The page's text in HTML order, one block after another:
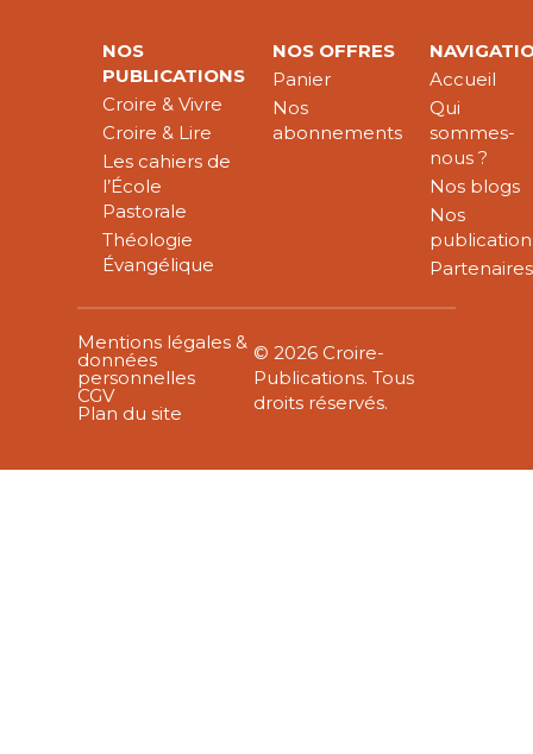
NOS
PUBLICATIONS
Croire & Vivre
Croire & Lire
Les cahiers de
l’École
Pastorale
Théologie
Évangélique
NOS OFFRES
Panier
Nos
abonnements
Accueil
Qui
sommes-
nous ?
Nos blogs
Nos
Partenaires
Mentions légales &
données
personnelles
CGV
Plan du site
© 2026 Croire-
Publications. Tous
droits réservés.